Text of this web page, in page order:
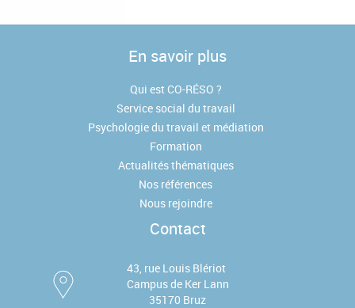
En savoir plus
Qui est CO-RÉSO ?
Service social du travail
Psychologie du travail et médiation
Formation
Actualités thématiques
Nos références
Nous rejoindre
Contact
43, rue Louis Blériot
Campus de Ker Lann
35170 Bruz